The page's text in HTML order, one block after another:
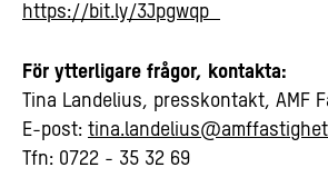
https://bit.ly/3Jpgwqp
För ytterligare frågor, kontakta:
Tina Landelius, presskontakt, AMF
E-post:
Tfn: 0722 - 35 32 69